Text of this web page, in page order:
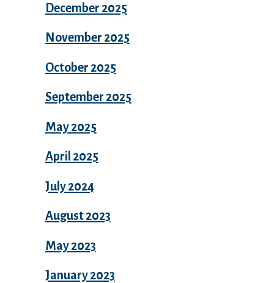
December 2025
November 2025
October 2025
September 2025
May 2025
April 2025
July 2024
August 2023
May 2023
January 2023